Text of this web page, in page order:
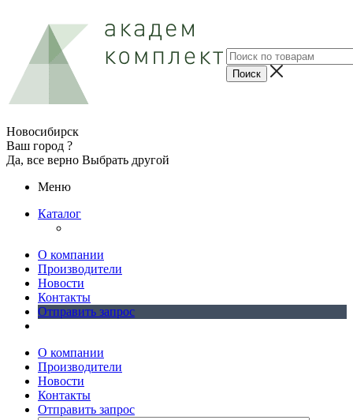
Новосибирск
Ваш город ?
Да, все верно Выбрать другой
Меню
Каталог
О компании
Производители
Новости
Контакты
Отправить запрос
О компании
Производители
Новости
Контакты
Отправить запрос